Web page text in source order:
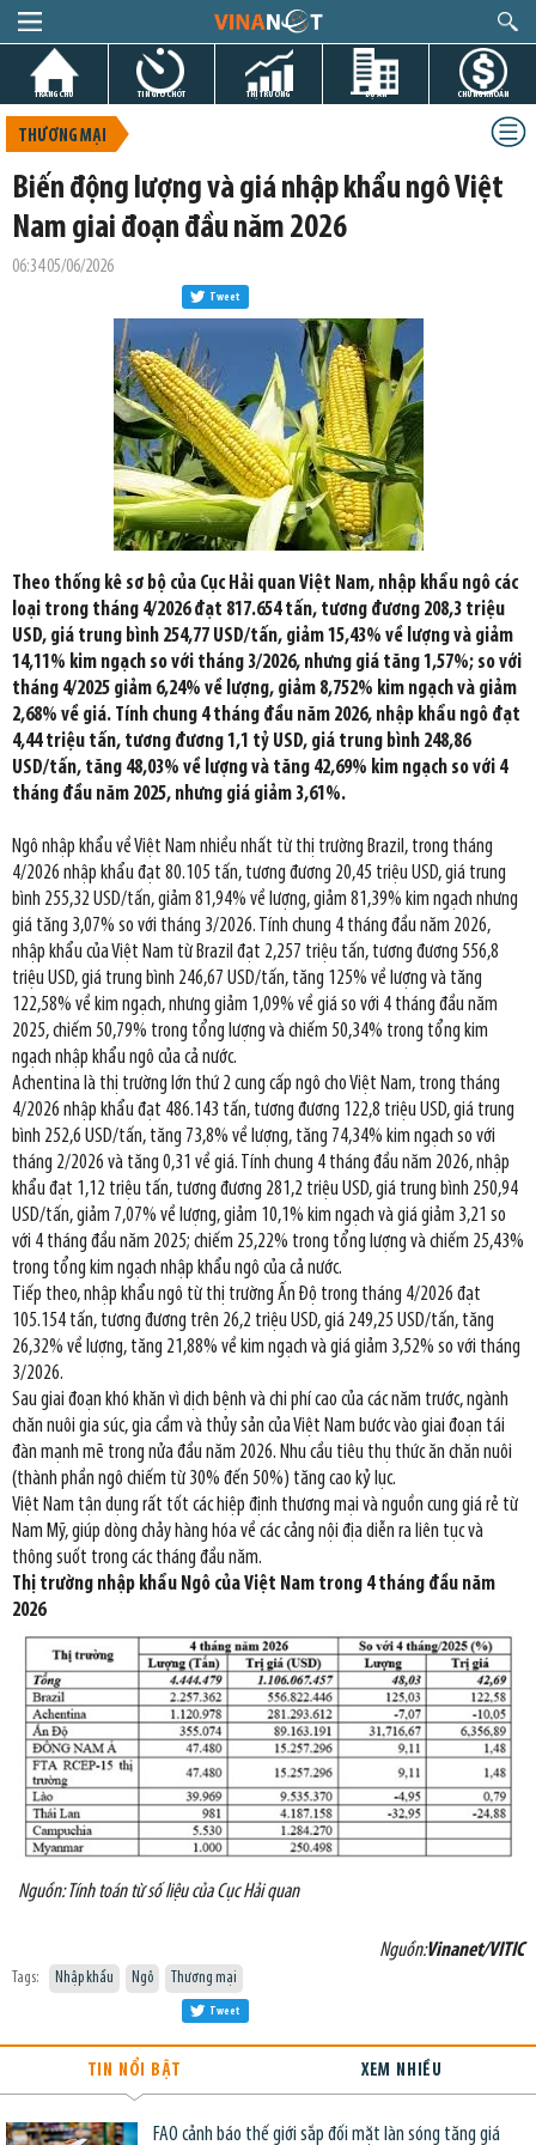
TRANG CHỦ TIN GIỜ CHÓT THỊ TRƯỜNG DỰ ÁN CHỨNG KHOÁN
THƯƠNG MẠI
Biến động lượng và giá nhập khẩu ngô Việt
Nam giai đoạn đầu năm 2026
06:34 05/06/2026
Tweet
Theo thống kê sơ bộ của Cục Hải quan Việt Nam, nhập khẩu ngô các
loại trong tháng 4/2026 đạt 817.654 tấn, tương đương 208,3 triệu
USD, giá trung bình 254,77 USD/tấn, giảm 15,43% về lượng và giảm
14,11% kim ngạch so với tháng 3/2026, nhưng giá tăng 1,57%; so với
tháng 4/2025 giảm 6,24% về lượng, giảm 8,752% kim ngạch và giảm
2,68% về giá. Tính chung 4 tháng đầu năm 2026, nhập khẩu ngô đạt
4,44 triệu tấn, tương đương 1,1 tỷ USD, giá trung bình 248,86
USD/tấn, tăng 48,03% về lượng và tăng 42,69% kim ngạch so với 4
tháng đầu năm 2025, nhưng giá giảm 3,61%.
Ngô nhập khẩu về Việt Nam nhiều nhất từ thị trường Brazil, trong tháng
4/2026 nhập khẩu đạt 80.105 tấn, tương đương 20,45 triệu USD, giá trung
bình 255,32 USD/tấn, giảm 81,94% về lượng, giảm 81,39% kim ngạch nhưng
giá tăng 3,07% so với tháng 3/2026. Tính chung 4 tháng đầu năm 2026,
nhập khẩu của Việt Nam từ Brazil đạt 2,257 triệu tấn, tương đương 556,8
triệu USD, giá trung bình 246,67 USD/tấn, tăng 125% về lượng và tăng
122,58% về kim ngạch, nhưng giảm 1,09% về giá so với 4 tháng đầu năm
2025, chiếm 50,79% trong tổng lượng và chiếm 50,34% trong tổng kim
ngạch nhập khẩu ngô của cả nước.
Achentina là thị trường lớn thứ 2 cung cấp ngô cho Việt Nam, trong tháng
4/2026 nhập khẩu đạt 486.143 tấn, tương đương 122,8 triệu USD, giá trung
bình 252,6 USD/tấn, tăng 73,8% về lượng, tăng 74,34% kim ngạch so với
tháng 2/2026 và tăng 0,31 về giá. Tính chung 4 tháng đầu năm 2026, nhập
khẩu đạt 1,12 triệu tấn, tương đương 281,2 triệu USD, giá trung bình 250,94
USD/tấn, giảm 7,07% về lượng, giảm 10,1% kim ngạch và giá giảm 3,21 so
với 4 tháng đầu năm 2025; chiếm 25,22% trong tổng lượng và chiếm 25,43%
trong tổng kim ngạch nhập khẩu ngô của cả nước.
Tiếp theo, nhập khẩu ngô từ thị trường Ấn Độ trong tháng 4/2026 đạt
105.154 tấn, tương đương trên 26,2 triệu USD, giá 249,25 USD/tấn, tăng
26,32% về lượng, tăng 21,88% về kim ngạch và giá giảm 3,52% so với tháng
3/2026.
Sau giai đoạn khó khăn vì dịch bệnh và chi phí cao của các năm trước, ngành
chăn nuôi gia súc, gia cầm và thủy sản của Việt Nam bước vào giai đoạn tái
đàn mạnh mẽ trong nửa đầu năm 2026. Nhu cầu tiêu thụ thức ăn chăn nuôi
(thành phần ngô chiếm từ 30% đến 50%) tăng cao kỷ lục.
Việt Nam tận dụng rất tốt các hiệp định thương mại và nguồn cung giá rẻ từ
Nam Mỹ, giúp dòng chảy hàng hóa về các cảng nội địa diễn ra liên tục và
thông suốt trong các tháng đầu năm.
Thị trường nhập khẩu Ngô của Việt Nam trong 4 tháng đầu năm
2026
Nguồn: Tính toán từ số liệu của Cục Hải quan
Nguồn:Vinanet/VITIC
Tags: Nhập khẩu Ngô Thương mại
Tweet
TIN NỔI BẬT XEM NHIỀU
FAO cảnh báo thế giới sắp đối mặt làn sóng tăng giá